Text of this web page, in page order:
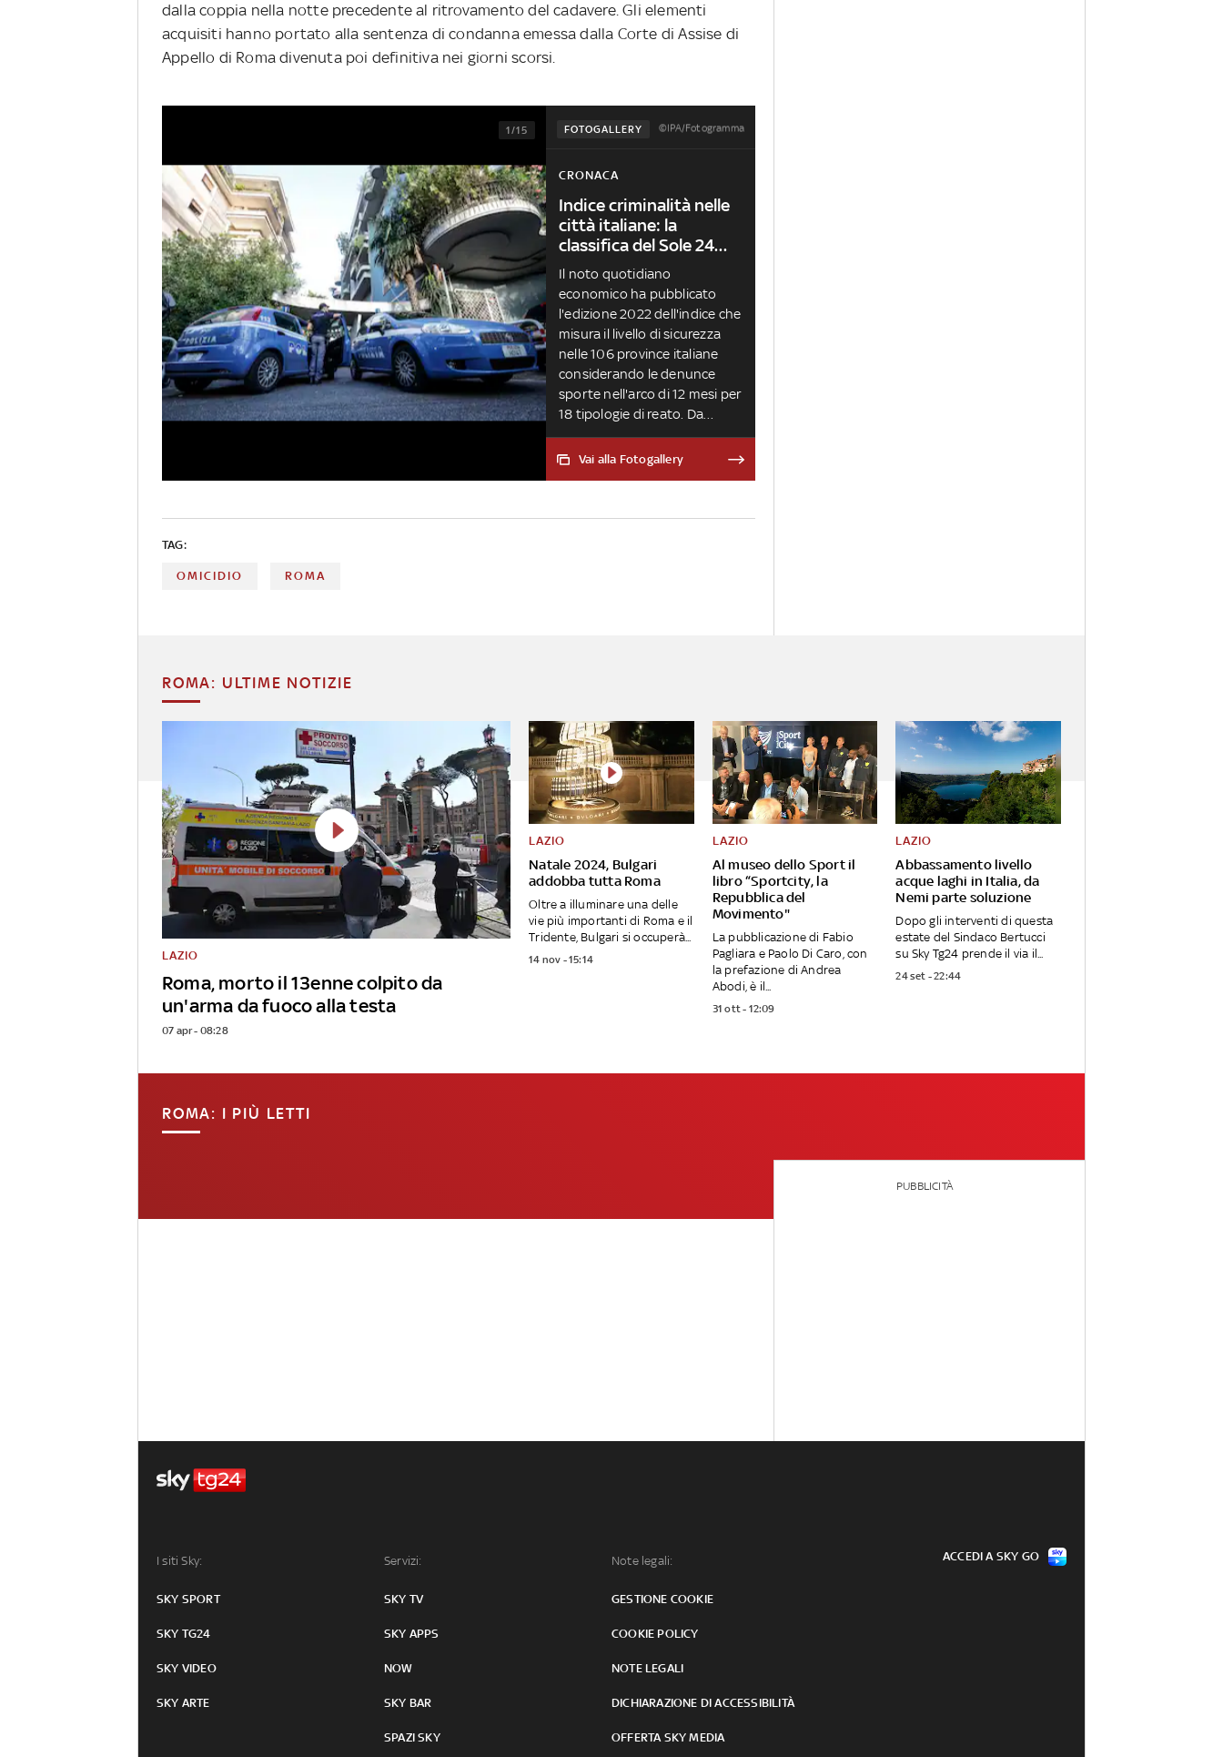
dalla coppia nella notte precedente al ritrovamento del cadavere. Gli elementi
acquisiti hanno portato alla sentenza di condanna emessa dalla Corte di Assise di
Appello di Roma divenuta poi definitiva nei giorni scorsi.
FOTOGALLERY ©IPA/Fotogramma
1/15
CRONACA
Indice criminalità nelle
città italiane: la
classifica del Sole 24
Ore
Il noto quotidiano
economico ha pubblicato
l'edizione 2022 dell'indice che
misura il livello di sicurezza
nelle 106 province italiane
considerando le denunce
sporte nell'arco di 12 mesi per
18 tipologie di reato. Da
Napoli a Prato passando per
Roma, ecco quali sono le
Vai alla Fotogallery
TAG:
OMICIDIO ROMA
ROMA: ULTIME NOTIZIE
Roma, morto il 13enne colpito da
un'arma da fuoco alla testa
LAZIO
07 apr - 08:28
Natale 2024, Bulgari
addobba tutta Roma
LAZIO
Oltre a illuminare una delle
vie più importanti di Roma e il
Tridente, Bulgari si occuperà...
14 nov - 15:14
Al museo dello Sport il
libro “Sportcity, la
Repubblica del
Movimento"
LAZIO
La pubblicazione di Fabio
Pagliara e Paolo Di Caro, con
la prefazione di Andrea
Abodi, è il...
31 ott - 12:09
Abbassamento livello
acque laghi in Italia, da
Nemi parte soluzione
LAZIO
Dopo gli interventi di questa
estate del Sindaco Bertucci
su Sky Tg24 prende il via il...
24 set - 22:44
ROMA: I PIÙ LETTI
PUBBLICITÀ
I siti Sky:
SKY SPORT
SKY TG24
SKY VIDEO
SKY ARTE
Servizi:
SKY TV
SKY APPS
NOW
SKY BAR
SPAZI SKY
Note legali:
GESTIONE COOKIE
COOKIE POLICY
NOTE LEGALI
DICHIARAZIONE DI ACCESSIBILITÀ
OFFERTA SKY MEDIA
ACCEDI A SKY GO